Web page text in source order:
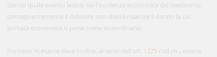
danno quale evento lesivo, sia l'incidenza economica del medesimo:
conseguentemente il debitore non dovrà risarcire il danno la cui
portata economica si pone come straordinaria.
Il criterio in esame deve inoltre, ai sensi dell'art. 1225 cod.civ., essere